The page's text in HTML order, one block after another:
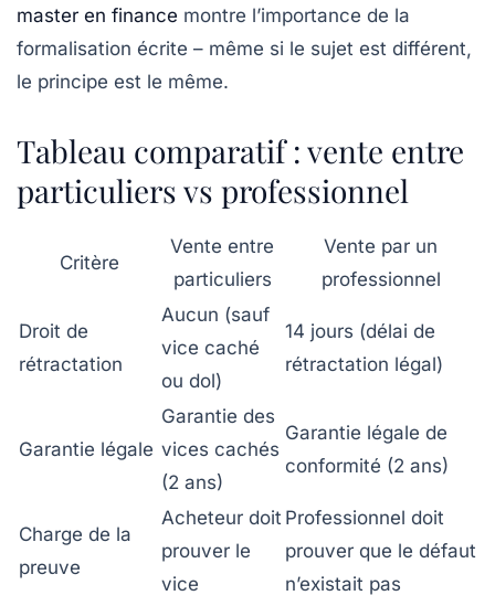
master en finance montre l’importance de la
formalisation écrite – même si le sujet est différent,
le principe est le même.
Tableau comparatif : vente entre
particuliers vs professionnel
Critère
Vente entre
particuliers
Vente par un
professionnel
Droit de
rétractation
Aucun (sauf
vice caché
ou dol)
14 jours (délai de
rétractation légal)
Garantie légale
Garantie des
vices cachés
(2 ans)
Garantie légale de
conformité (2 ans)
Charge de la
preuve
Acheteur doit
prouver le
vice
Professionnel doit
prouver que le défaut
n’existait pas